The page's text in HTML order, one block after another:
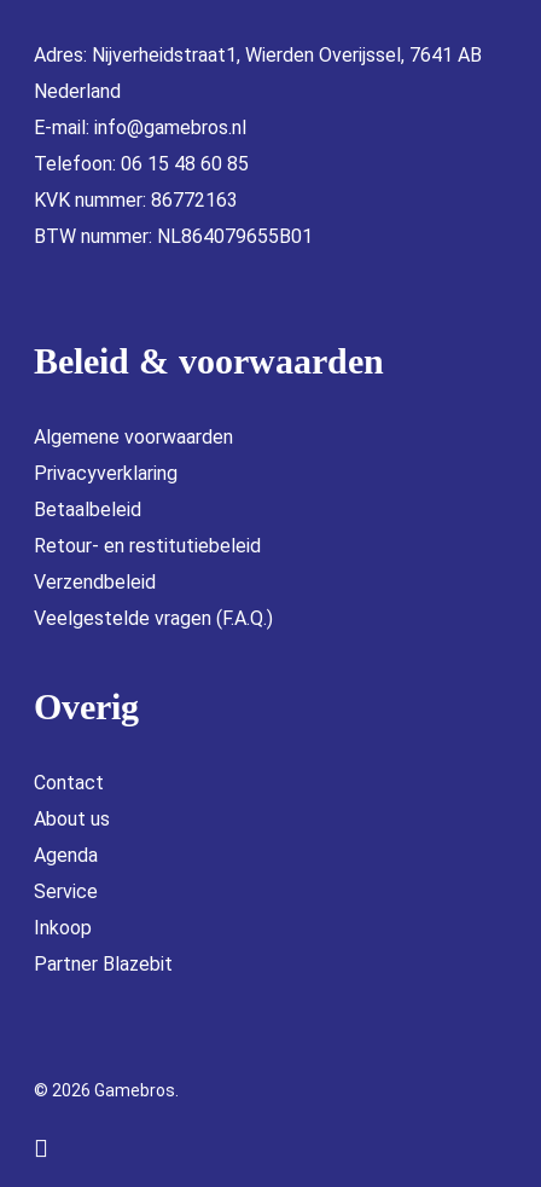
Adres: Nijverheidstraat1, Wierden Overijssel, 7641 AB
Nederland
E-mail: info@gamebros.nl
Telefoon: 06 15 48 60 85
KVK nummer: 86772163
BTW nummer: NL864079655B01
Beleid & voorwaarden
Algemene voorwaarden
Privacyverklaring
Betaalbeleid
Retour- en restitutiebeleid
Verzendbeleid
Veelgestelde vragen (F.A.Q.)
Overig
Contact
About us
Agenda
Service
Inkoop
Partner Blazebit
© 2026 Gamebros.
facebook